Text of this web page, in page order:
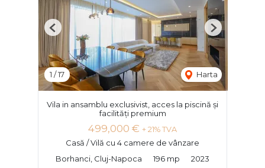
1 /17 Harta
Previous Next
Vila in ansamblu exclusivist, acces la piscină și
facilități premium
499,000 € + 21% TVA
Casă / Vilă cu 4 camere de vânzare
Borhanci, Cluj-Napoca
196 mp 2023